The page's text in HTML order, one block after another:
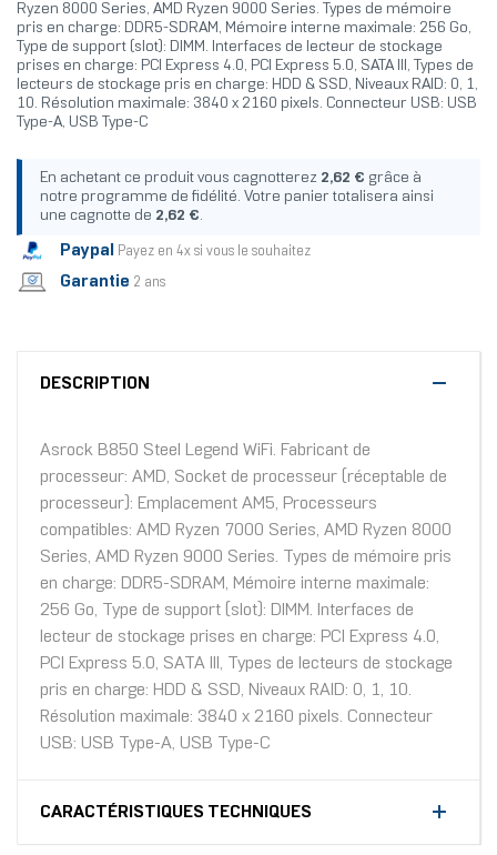
Ryzen 8000 Series, AMD Ryzen 9000 Series. Types de mémoire
pris en charge: DDR5-SDRAM, Mémoire interne maximale: 256 Go,
Type de support (slot): DIMM. Interfaces de lecteur de stockage
prises en charge: PCI Express 4.0, PCI Express 5.0, SATA III, Types de
lecteurs de stockage pris en charge: HDD & SSD, Niveaux RAID: 0, 1,
10. Résolution maximale: 3840 x 2160 pixels. Connecteur USB: USB
Type-A, USB Type-C
En achetant ce produit vous cagnotterez 2,62 € grâce à
notre programme de fidélité. Votre panier totalisera ainsi
une cagnotte de 2,62 €.
Paypal Payez en 4x si vous le souhaitez
Garantie 2 ans
DESCRIPTION
Asrock B850 Steel Legend WiFi. Fabricant de
processeur: AMD, Socket de processeur (réceptable de
processeur): Emplacement AM5, Processeurs
compatibles: AMD Ryzen 7000 Series, AMD Ryzen 8000
Series, AMD Ryzen 9000 Series. Types de mémoire pris
en charge: DDR5-SDRAM, Mémoire interne maximale:
256 Go, Type de support (slot): DIMM. Interfaces de
lecteur de stockage prises en charge: PCI Express 4.0,
PCI Express 5.0, SATA III, Types de lecteurs de stockage
pris en charge: HDD & SSD, Niveaux RAID: 0, 1, 10.
Résolution maximale: 3840 x 2160 pixels. Connecteur
USB: USB Type-A, USB Type-C
CARACTÉRISTIQUES TECHNIQUES